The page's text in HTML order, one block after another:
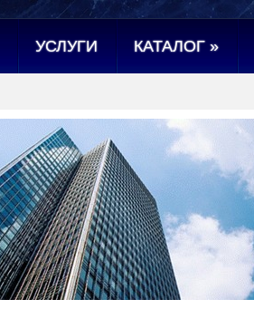
УСЛУГИ КАТАЛОГ »